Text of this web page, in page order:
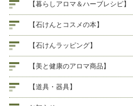
【暮らしアロマ＆ハーブレシピ】
【石けんとコスメの本】
【石けんラッピング】
【美と健康のアロマ商品】
【道具・器具】